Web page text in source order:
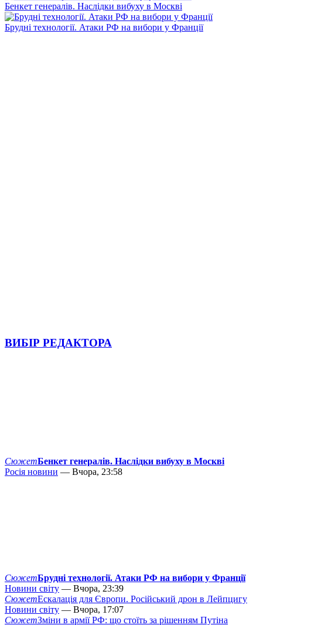
Бенкет генералів. Наслідки вибуху в Москві
Брудні технології. Атаки РФ на вибори у Франції
ВИБІР РЕДАКТОРА
СюжетБенкет генералів. Наслідки вибуху в Москві
Росія новини — Вчора, 23:58
СюжетБрудні технології. Атаки РФ на вибори у Франції
Новини світу — Вчора, 23:39
СюжетЕскалація для Європи. Російський дрон в Лейпцигу
Новини світу — Вчора, 17:07
СюжетЗміни в армії РФ: що стоїть за рішенням Путіна